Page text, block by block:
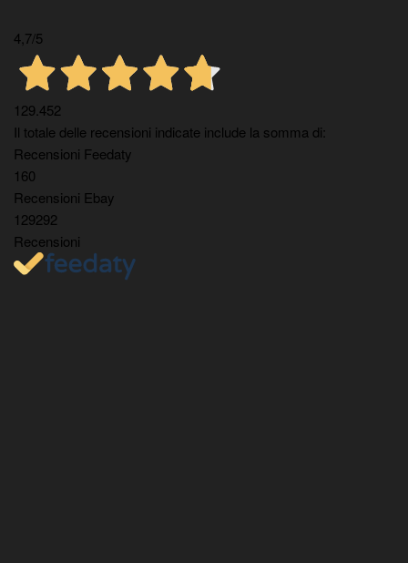
4,7/5
129.452
Il totale delle recensioni indicate include la somma di:
Recensioni Feedaty
160
Recensioni Ebay
129292
Recensioni